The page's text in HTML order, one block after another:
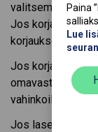
Paina
Lue
valitsemaasi
Jos korjaaminen
korjauksesta.
Jos korjaaminen
omavastuu,
tee
Jos laseja ei voi